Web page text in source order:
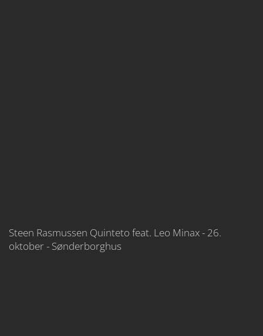
Steen Rasmussen Quinteto feat. Leo Minax - 26.
oktober - Sønderborghus